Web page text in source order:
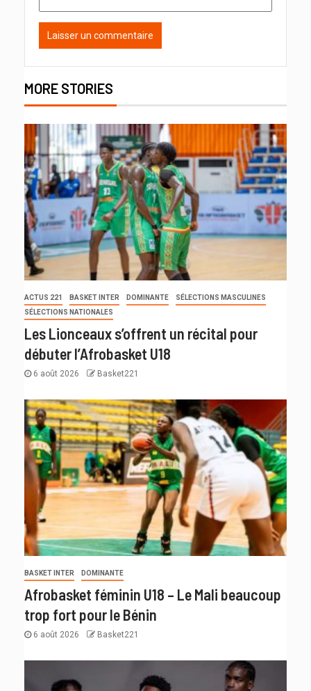
MORE STORIES
ACTUS 221 BASKET INTER DOMINANTE
SÉLECTIONS MASCULINES
SÉLECTIONS NATIONALES
Les Lionceaux s’offrent un récital pour
débuter l’Afrobasket U18
6 août 2026 Basket221
BASKET INTER DOMINANTE
Afrobasket féminin U18 – Le Mali beaucoup
trop fort pour le Bénin
6 août 2026 Basket221